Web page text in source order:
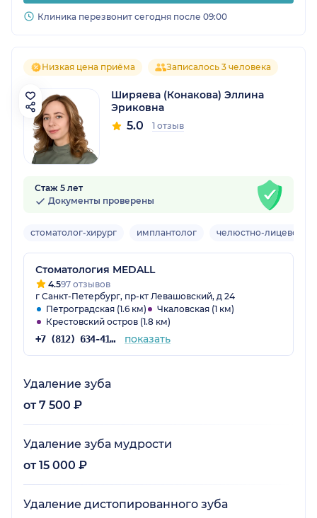
Клиника перезвонит сегодня после 09:00
Низкая цена приёма Записалось 3 человека
Ширяева (Конакова) Эллина
Эриковна
5.0 1 отзыв
Стаж 5 лет
Документы проверены
стоматолог-хирург имплантолог челюстно-лицевой
Стоматология MEDALL
4.597 отзывов
г Санкт-Петербург, пр-кт Левашовский, д 24
Петроградская (1.6 км)
Чкаловская (1 км)
Крестовский остров (1.8 км)
+7 (812) 634-41-16 показать
Удаление зуба
от 7 500 ₽
Удаление зуба мудрости
от 15 000 ₽
Удаление дистопированного зуба